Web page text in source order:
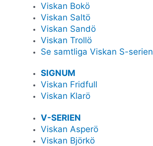
Viskan Bokö
Viskan Saltö
Viskan Sandö
Viskan Trollö
Se samtliga Viskan S-serien
SIGNUM
Viskan Fridfull
Viskan Klarö
V-SERIEN
Viskan Asperö
Viskan Björkö